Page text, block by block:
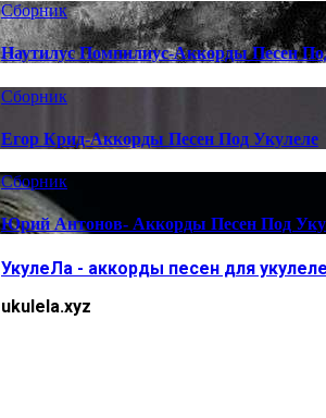
Сборник
Наутилус Помпилиус-Аккорды Песен
Сборник
Егор Крид-Аккорды Песен Под Укулеле
Сборник
Юрий Антонов- Аккорды Песен Под
УкулеЛа - аккорды песен для укулеле
ukulela.xyz